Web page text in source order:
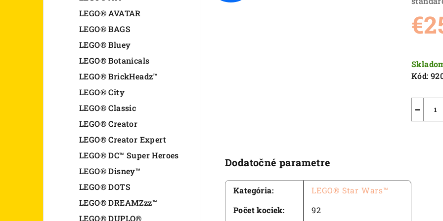
LEGO® AVATAR
LEGO® BAGS
LEGO® Bluey
LEGO® Botanicals
LEGO® BrickHeadz™
LEGO® City
LEGO® Classic
LEGO® Creator
LEGO® Creator Expert
LEGO® DC™ Super Heroes
LEGO® Disney™
LEGO® DOTS
LEGO® DREAMZzz™
LEGO® DUPLO®
5,0
z
cena:
Kód:
−
Dodatočné parametre
Kategória:
LEGO® Star Wars™
Počet kociek:
92